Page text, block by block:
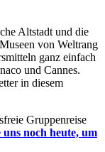
Altstadt und die
von Weltrang
ganz einfach
und Cannes.
in diesem
Gruppenreise
noch heute, um